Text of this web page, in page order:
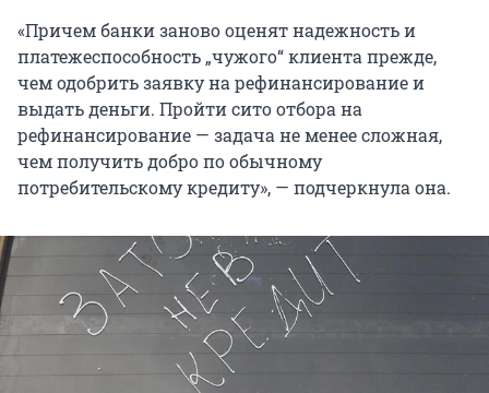
«Причем банки заново оценят надежность и
платежеспособность „чужого“ клиента прежде,
чем одобрить заявку на рефинансирование и
выдать деньги. Пройти сито отбора на
рефинансирование — задача не менее сложная,
чем получить добро по обычному
потребительскому кредиту», — подчеркнула она.